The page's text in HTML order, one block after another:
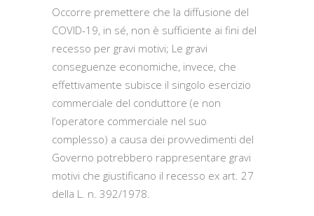
Occorre premettere che la diffusione del
COVID-19, in sé, non è sufficiente ai fini del
recesso per gravi motivi; Le gravi
conseguenze economiche, invece, che
effettivamente subisce il singolo esercizio
commerciale del conduttore (e non
l’operatore commerciale nel suo
complesso) a causa dei provvedimenti del
Governo potrebbero rappresentare gravi
motivi che giustificano il recesso ex art. 27
della L. n. 392/1978.